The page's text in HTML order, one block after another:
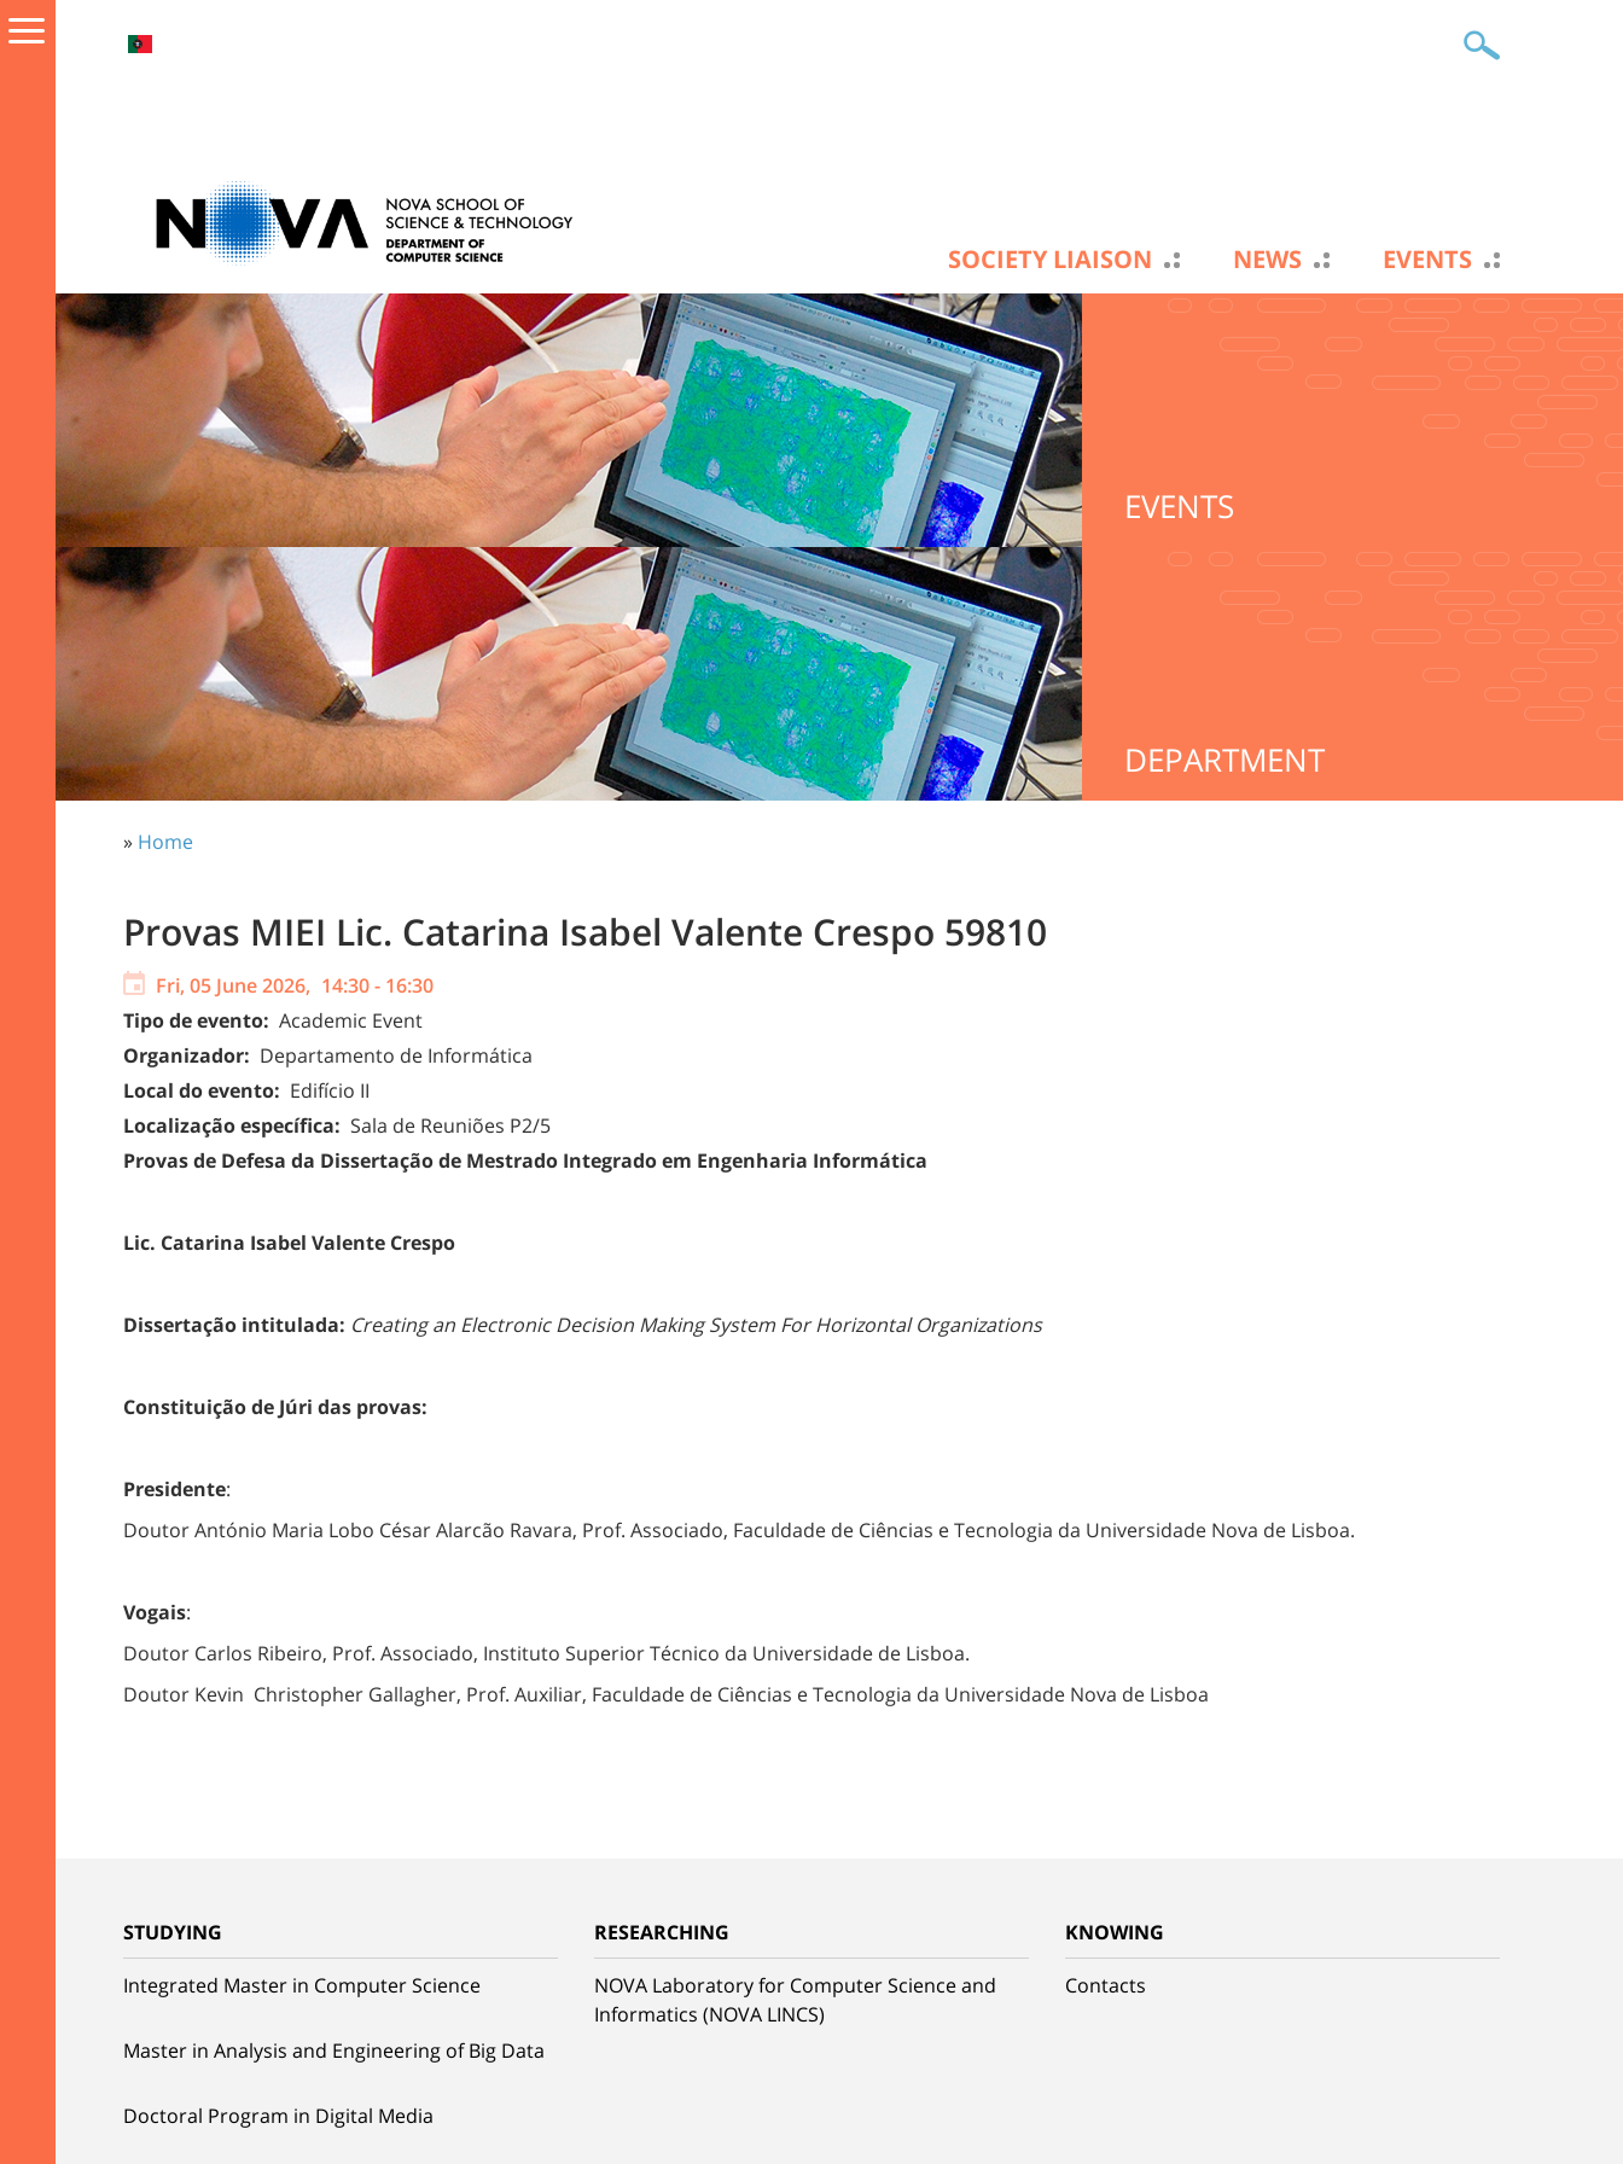
SOCIETY LIAISON NEWS EVENTS
EVENTS
DEPARTMENT
» Home
Provas MIEI Lic. Catarina Isabel Valente Crespo 59810
Fri, 05 June 2026, 14:30- 16:30
Tipo de evento: Academic Event
Organizador: Departamento de Informática
Local do evento: Edifício II
Localização específica: Sala de Reuniões P2/5
Provas de Defesa da Dissertação de Mestrado Integrado em Engenharia Informática
Lic. Catarina Isabel Valente Crespo
Dissertação intitulada: Creating an Electronic Decision Making System For Horizontal Organizations
Constituição de Júri das provas:
Presidente:
Doutor António Maria Lobo César Alarcão Ravara, Prof. Associado, Faculdade de Ciências e Tecnologia da Universidade Nova de Lisboa.
Vogais:
Doutor Carlos Ribeiro, Prof. Associado, Instituto Superior Técnico da Universidade de Lisboa.
Doutor Kevin Christopher Gallagher, Prof. Auxiliar, Faculdade de Ciências e Tecnologia da Universidade Nova de Lisboa
STUDYING
Integrated Master in Computer Science
Master in Analysis and Engineering of Big Data
Doctoral Program in Digital Media
RESEARCHING
NOVA Laboratory for Computer Science and
Informatics (NOVA LINCS)
KNOWING
Contacts